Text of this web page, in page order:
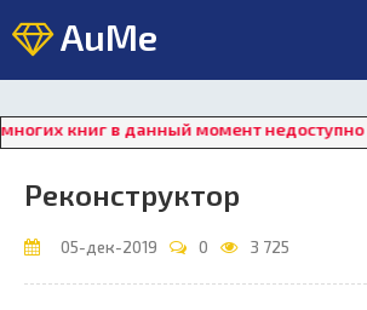
AuMe
книг в данный момент недоступно
Реконструктор
05-дек-2019 0 3 725